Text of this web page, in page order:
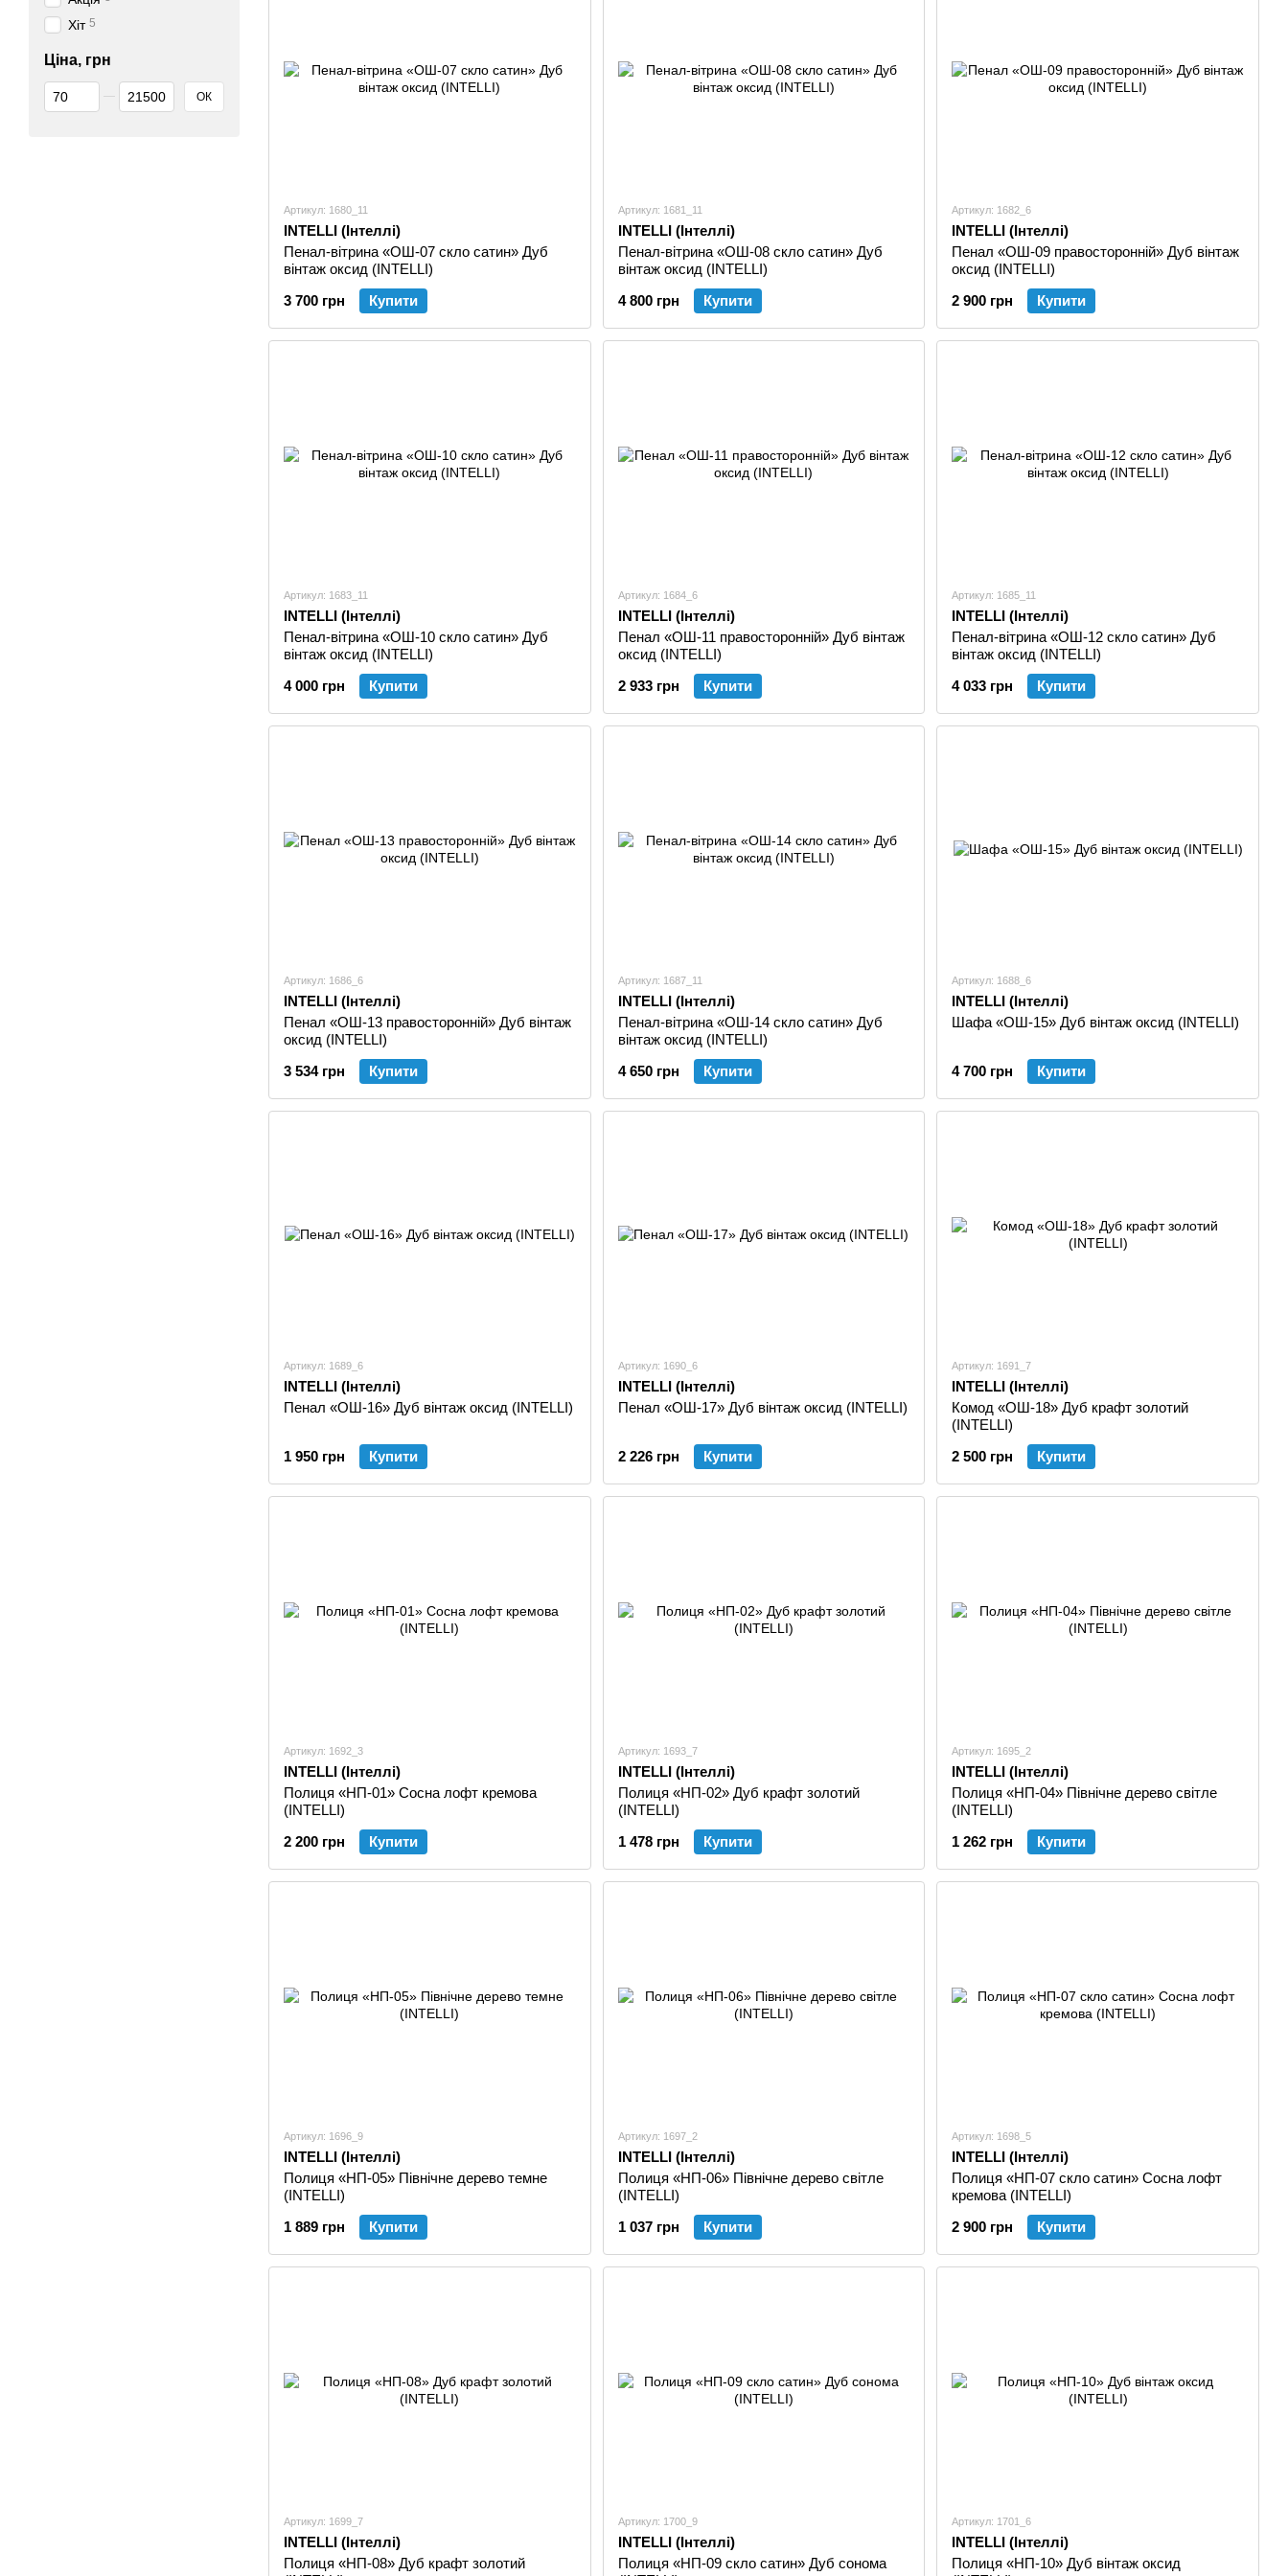
нашому асортименті виробництва.
Артикул: 1680_11
INTELLI (Інтеллі)
Пенал-вітрина «ОШ-07 скло сатин» Дуб
вінтаж оксид (INTELLI)
3 700 грн
Купити
Артикул: 1681_11
INTELLI (Інтеллі)
Пенал-вітрина «ОШ-08 скло сатин» Дуб
вінтаж оксид (INTELLI)
4 800 грн
Купити
Артикул: 1682_6
INTELLI (Інтеллі)
Пенал «ОШ-09 правосторонній» Дуб вінтаж
оксид (INTELLI)
2 900 грн
Купити
Артикул: 1683_11
INTELLI (Інтеллі)
Пенал-вітрина «ОШ-10 скло сатин» Дуб
вінтаж оксид (INTELLI)
4 000 грн
Купити
Артикул: 1684_6
INTELLI (Інтеллі)
Пенал «ОШ-11 правосторонній» Дуб вінтаж
оксид (INTELLI)
2 933 грн
Купити
Артикул: 1685_11
INTELLI (Інтеллі)
Пенал-вітрина «ОШ-12 скло сатин» Дуб
вінтаж оксид (INTELLI)
4 033 грн
Купити
Артикул: 1686_6
INTELLI (Інтеллі)
Пенал «ОШ-13 правосторонній» Дуб вінтаж
оксид (INTELLI)
3 534 грн
Купити
Артикул: 1687_11
INTELLI (Інтеллі)
Пенал-вітрина «ОШ-14 скло сатин» Дуб
вінтаж оксид (INTELLI)
4 650 грн
Купити
Артикул: 1688_6
INTELLI (Інтеллі)
Шафа «ОШ-15» Дуб вінтаж оксид (INTELLI)
4 700 грн Купити
Артикул: 1689_6
INTELLI (Інтеллі)
Пенал «ОШ-16» Дуб вінтаж оксид (INTELLI)
1 950 грн Купити
Артикул: 1690_6
INTELLI (Інтеллі)
Пенал «ОШ-17» Дуб вінтаж оксид (INTELLI)
2 226 грн Купити
Артикул: 1691_7
INTELLI (Інтеллі)
Комод «ОШ-18» Дуб крафт золотий
(INTELLI)
2 500 грн
Купити
Артикул: 1692_3
INTELLI (Інтеллі)
Полиця «НП-01» Сосна лофт кремова
(INTELLI)
2 200 грн
Купити
Артикул: 1693_7
INTELLI (Інтеллі)
Полиця «НП-02» Дуб крафт золотий
(INTELLI)
1 478 грн
Купити
Артикул: 1695_2
INTELLI (Інтеллі)
Полиця «НП-04» Північне дерево світле
(INTELLI)
1 262 грн
Купити
Артикул: 1696_9
INTELLI (Інтеллі)
Полиця «НП-05» Північне дерево темне
(INTELLI)
1 889 грн
Купити
Артикул: 1697_2
INTELLI (Інтеллі)
Полиця «НП-06» Північне дерево світле
(INTELLI)
1 037 грн
Купити
Артикул: 1698_5
INTELLI (Інтеллі)
Полиця «НП-07 скло сатин» Сосна лофт
кремова (INTELLI)
2 900 грн
Купити
Артикул: 1699_7
INTELLI (Інтеллі)
Полиця «НП-08» Дуб крафт золотий
Артикул: 1700_9
INTELLI (Інтеллі)
Полиця «НП-09 скло сатин» Дуб сонома
Артикул: 1701_6
INTELLI (Інтеллі)
Полиця «НП-10» Дуб вінтаж оксид
Хіт 5
Ціна, грн
Від Ціна, грн
До Ціна, грн ОК